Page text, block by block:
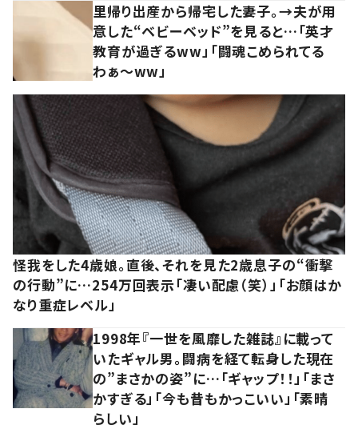
里帰り出産から帰宅した妻子。→夫が用
意した“ベビーベッド”を見ると…「英才
教育が過ぎるww」「闘魂こめられてる
わぁ～ww」
怪我をした4歳娘。直後、それを見た2歳息子の“衝撃
の行動”に…254万回表示「凄い配慮（笑）」「お顔はか
なり重症レベル」
1998年『一世を風靡した雑誌』に載って
いたギャル男。闘病を経て転身した現在
の”まさかの姿”に…「ギャップ！！」「まさ
かすぎる」「今も昔もかっこいい」「素晴
らしい」